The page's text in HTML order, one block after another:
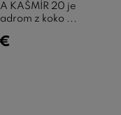
KAŠMÍR 20 je
z koko ...
€